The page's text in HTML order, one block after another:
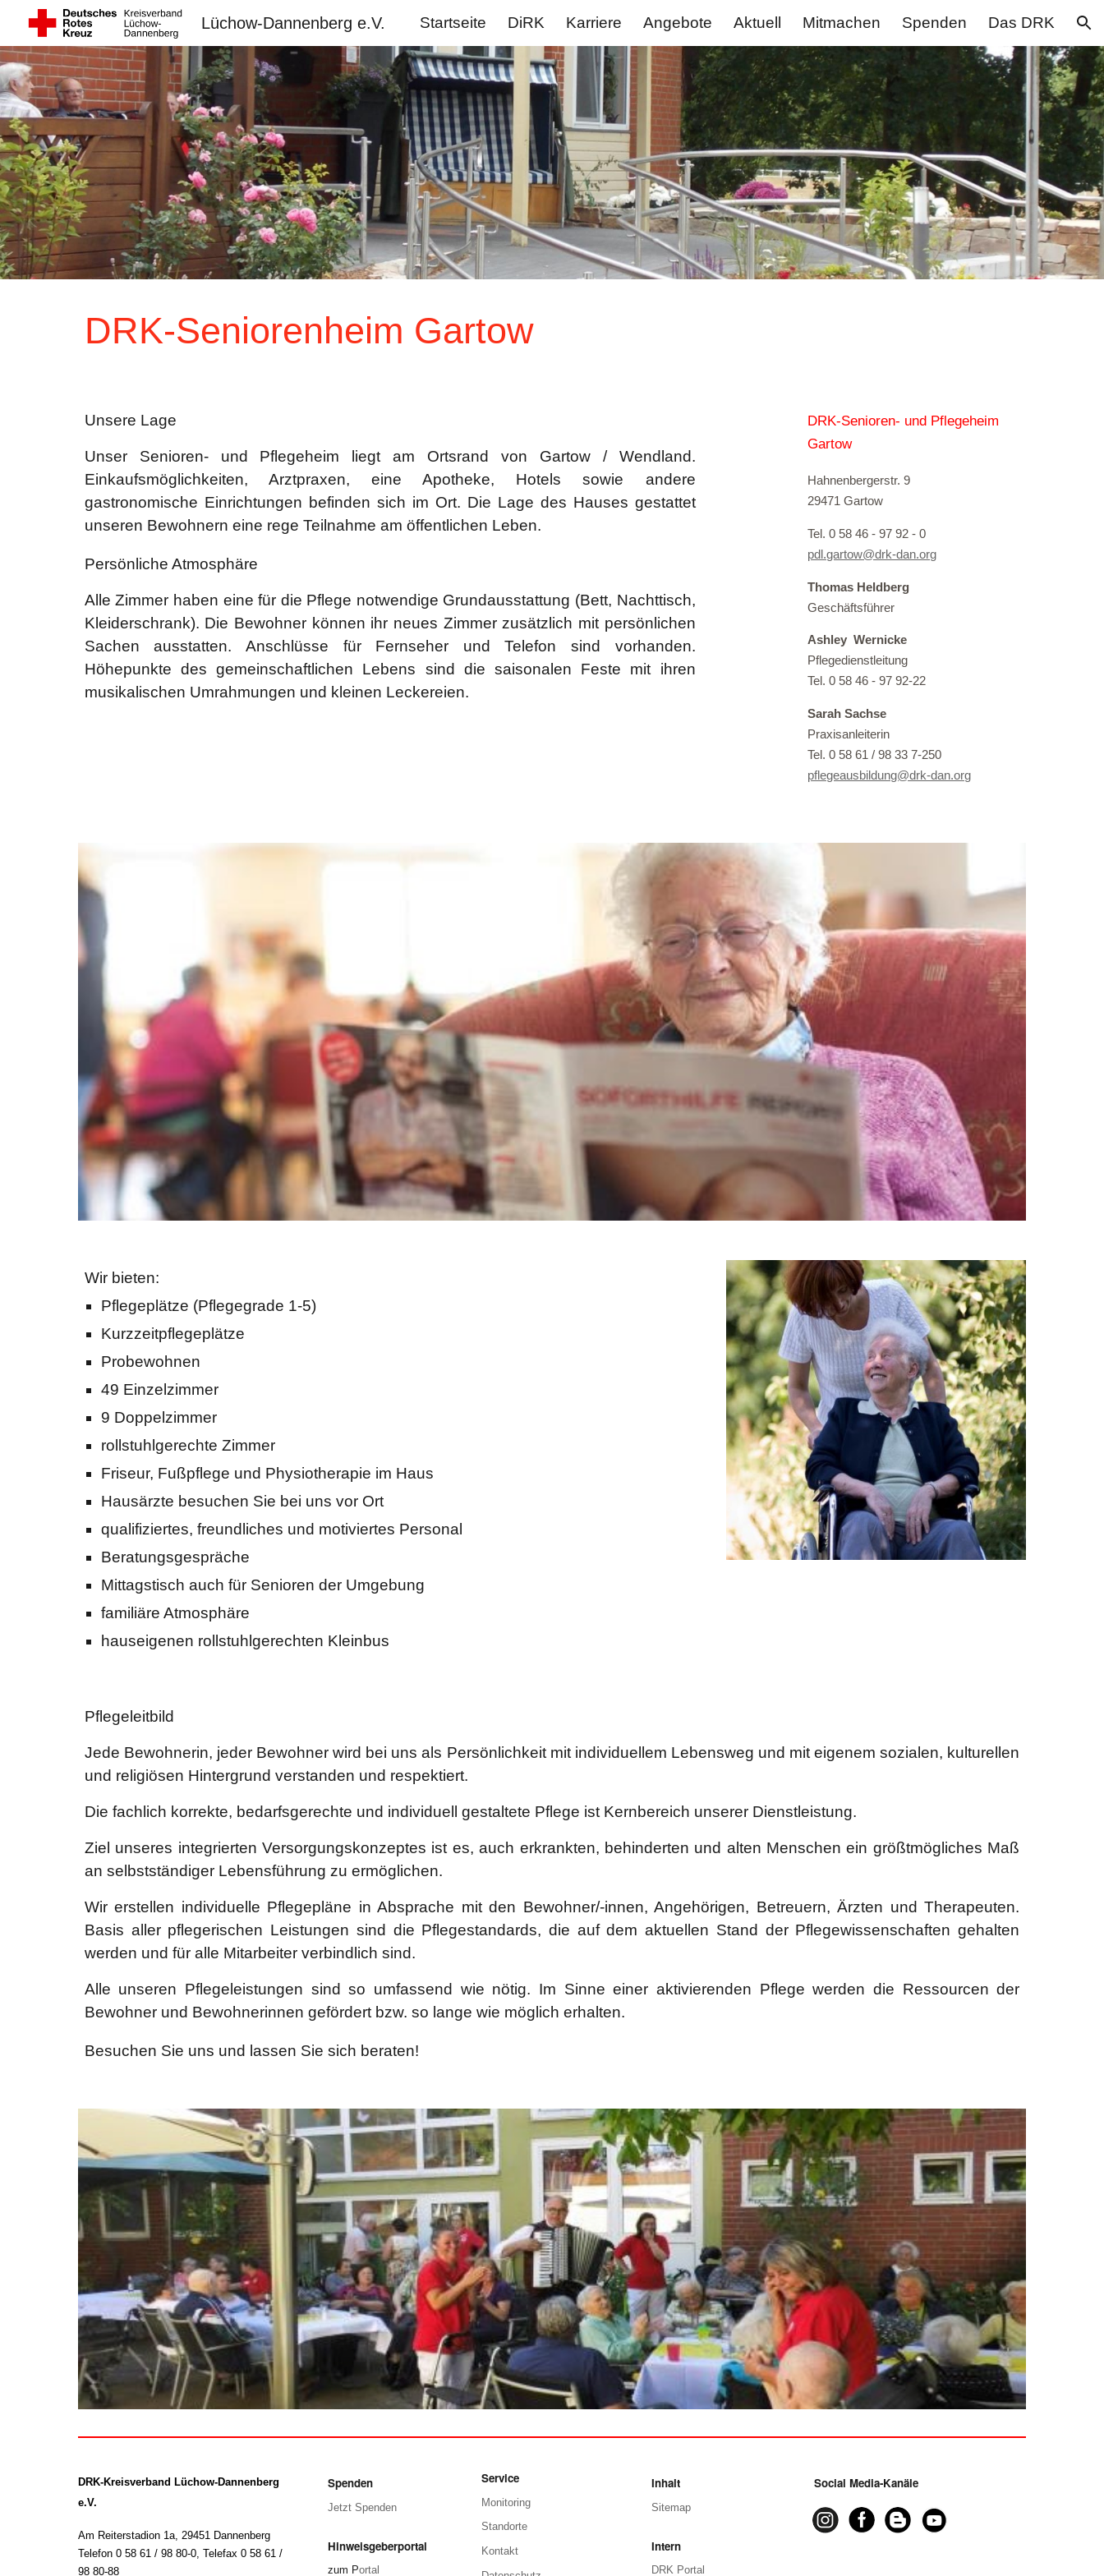
Skip to main content Skip to navigation
Lüchow-Dannenberg e.V. Startseite DiRK Karriere Angebote Aktuell Mitmachen Spenden Das DRK
DRK-Seniorenheim Gartow
Unsere Lage
Unser Senioren- und Pflegeheim liegt am Ortsrand von Gartow / Wendland.
Einkaufsmöglichkeiten, Arztpraxen, eine Apotheke, Hotels sowie andere
gastronomische Einrichtungen befinden sich im Ort. Die Lage des Hauses gestattet
unseren Bewohnern eine rege Teilnahme am öffentlichen Leben.
Persönliche Atmosphäre
Alle Zimmer haben eine für die Pflege notwendige Grundausstattung (Bett, Nachttisch,
Kleiderschrank). Die Bewohner können ihr neues Zimmer zusätzlich mit persönlichen
Sachen ausstatten. Anschlüsse für Fernseher und Telefon sind vorhanden.
Höhepunkte des gemeinschaftlichen Lebens sind die saisonalen Feste mit ihren
musikalischen Umrahmungen und kleinen Leckereien.
DRK-Senioren- und Pflegeheim
Gartow
Hahnenbergerstr. 9
29471 Gartow
Tel. 0 58 46 - 97 92 - 0
pdl.gartow@drk-dan.org
Thomas Heldberg
Geschäftsführer
Ashley Wernicke
Pflegedienstleitung
Tel. 0 58 46 - 97 92-22
Sarah Sachse
Praxisanleiterin
Tel. 0 58 61 / 98 33 7-250
pflegeausbildung@drk-dan.org
Wir bieten:
Pflegeplätze (Pflegegrade 1-5)
Kurzzeitpflegeplätze
Probewohnen
49 Einzelzimmer
9 Doppelzimmer
rollstuhlgerechte Zimmer
Friseur, Fußpflege und Physiotherapie im Haus
Hausärzte besuchen Sie bei uns vor Ort
qualifiziertes, freundliches und motiviertes Personal
Beratungsgespräche
Mittagstisch auch für Senioren der Umgebung
familiäre Atmosphäre
hauseigenen rollstuhlgerechten Kleinbus
Pflegeleitbild
Jede Bewohnerin, jeder Bewohner wird bei uns als Persönlichkeit mit individuellem Lebensweg und mit eigenem sozialen, kulturellen
und religiösen Hintergrund verstanden und respektiert.
Die fachlich korrekte, bedarfsgerechte und individuell gestaltete Pflege ist Kernbereich unserer Dienstleistung.
Ziel unseres integrierten Versorgungskonzeptes ist es, auch erkrankten, behinderten und alten Menschen ein größtmögliches Maß
an selbstständiger Lebensführung zu ermöglichen.
Wir erstellen individuelle Pflegepläne in Absprache mit den Bewohner/-innen, Angehörigen, Betreuern, Ärzten und Therapeuten.
Basis aller pflegerischen Leistungen sind die Pflegestandards, die auf dem aktuellen Stand der Pflegewissenschaften gehalten
werden und für alle Mitarbeiter verbindlich sind.
Alle unseren Pflegeleistungen sind so umfassend wie nötig. Im Sinne einer aktivierenden Pflege werden die Ressourcen der
Bewohner und Bewohnerinnen gefördert bzw. so lange wie möglich erhalten.
Besuchen Sie uns und lassen Sie sich beraten!
DRK-Kreisverband Lüchow-Dannenberg
e.V.
Am Reiterstadion 1a, 29451 Dannenberg
Telefon 0 58 61 / 98 80-0,Telefax 0 58 61 /
98 80-88
Spenden
Jetzt Spenden
Hinweisgeberportal
zum Portal
Service
Monitoring
Standorte
Kontakt
Inhalt
Sitemap
Intern
DRK Portal
Social Media-Kanäle